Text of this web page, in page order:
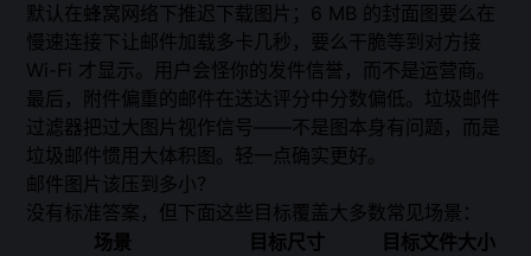
默认在蜂窝网络下推迟下载图片；6 MB 的封面图要么在
慢速连接下让邮件加载多卡几秒，要么干脆等到对方接
Wi-Fi 才显示。用户会怪你的发件信誉，而不是运营商。
最后，附件偏重的邮件在送达评分中分数偏低。垃圾邮件
过滤器把过大图片视作信号——不是图本身有问题，而是
垃圾邮件惯用大体积图。轻一点确实更好。
邮件图片该压到多小？
没有标准答案，但下面这些目标覆盖大多数常见场景：
场景
目标尺寸
目标文件大小